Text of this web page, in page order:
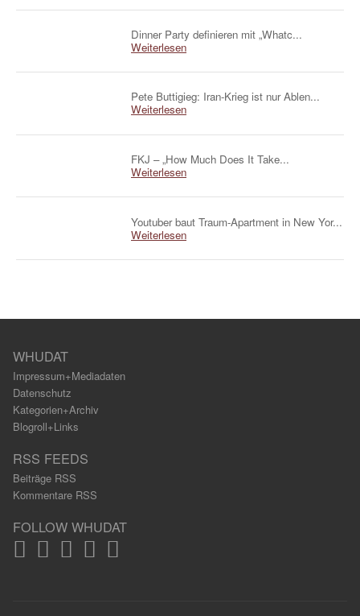
Dinner Party definieren mit „Whatc...
Weiterlesen
Pete Buttigieg: Iran-Krieg ist nur Ablen...
Weiterlesen
FKJ – „How Much Does It Take...
Weiterlesen
Youtuber baut Traum-Apartment in New Yor...
Weiterlesen
WHUDAT
Impressum+Mediadaten
Datenschutz
Kategorien+Archiv
Blogroll+Links
RSS FEEDS
Beiträge RSS
Kommentare RSS
FOLLOW WHUDAT